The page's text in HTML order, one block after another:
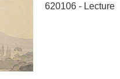
620106 - Lecture